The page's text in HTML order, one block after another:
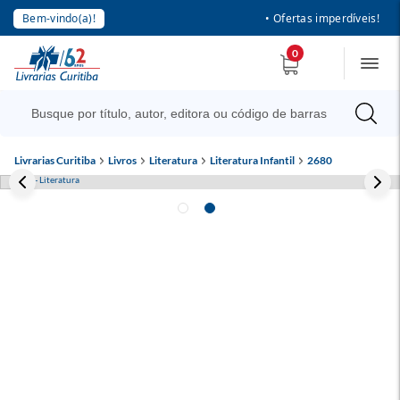
Bem-vindo(a)! • Ofertas imperdíveis!
0
Livrarias Curitiba Livros Literatura Literatura Infantil 2680